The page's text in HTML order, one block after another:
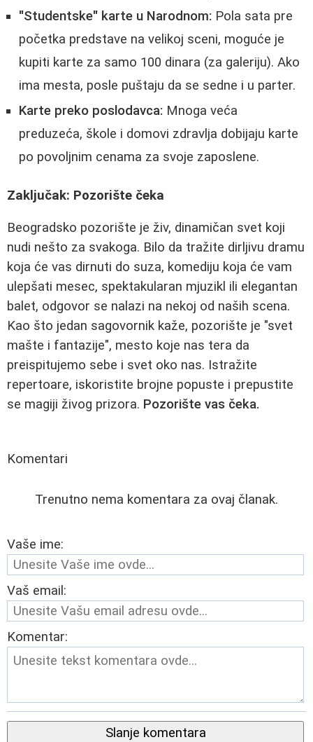
"Studentske" karte u Narodnom: Pola sata pre
početka predstave na velikoj sceni, moguće je
kupiti karte za samo 100 dinara (za galeriju). Ako
ima mesta, posle puštaju da se sedne i u parter.
Karte preko poslodavca: Mnoga veća
preduzeća, škole i domovi zdravlja dobijaju karte
po povoljnim cenama za svoje zaposlene.
Zaključak: Pozorište čeka
Beogradsko pozorište je živ, dinamičan svet koji
nudi nešto za svakoga. Bilo da tražite dirljivu dramu
koja će vas dirnuti do suza, komediju koja će vam
ulepšati mesec, spektakularan mjuzikl ili elegantan
balet, odgovor se nalazi na nekoj od naših scena.
Kao što jedan sagovornik kaže, pozorište je "svet
mašte i fantazije", mesto koje nas tera da
preispitujemo sebe i svet oko nas. Istražite
repertoare, iskoristite brojne popuste i prepustite
se magiji živog prizora. Pozorište vas čeka.
Komentari
Trenutno nema komentara za ovaj članak.
Vaše ime:
Vaš email:
Komentar:
Slanje komentara